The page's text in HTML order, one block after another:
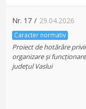
Nr. 17 / 29.04.2026
Caracter normativ
Proiect de hotărâre
organizare și
județul Vaslui